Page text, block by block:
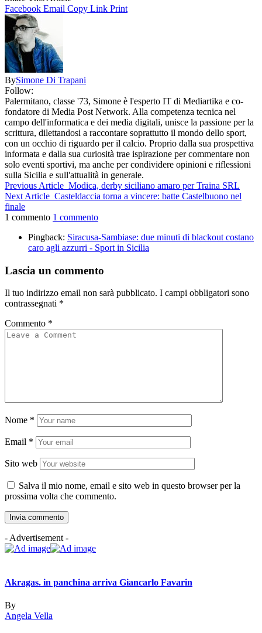
Facebook Email Copy Link Print
BySimone Di Trapani
Follow:
Palermitano, classe '73, Simone è l'esperto IT di Mediartika e co-
fondatore di Media Post Network. Alla competenza tecnica nel
campo dell'informatica e dei media digitali, unisce la passione per la
scrittura, dilettandosi a raccontare soprattutto il mondo dello sport,
con un occhio di riguardo per il calcio. Proprio dalla sua prospettiva
informata e dalla sua curiosità trae ispirazione per commentare non
solo eventi sportivi, ma anche per condividere opinioni e riflessioni
sulla Sicilia e sull'attualità in generale.
Previous Article Modica, derby siciliano amaro per Traina SRL
Next Article Casteldaccia torna a vincere: batte Castelbuono nel
finale
1 commento 1 commento
Pingback: Siracusa-Sambiase: due minuti di blackout costano
caro agli azzurri - Sport in Sicilia
Lascia un commento
Il tuo indirizzo email non sarà pubblicato. I campi obbligatori sono
contrassegnati *
Commento *
Nome *
Email *
Sito web
Salva il mio nome, email e sito web in questo browser per la
prossima volta che commento.
- Advertisement -
Akragas. in panchina arriva Giancarlo Favarin
By
Angela Vella